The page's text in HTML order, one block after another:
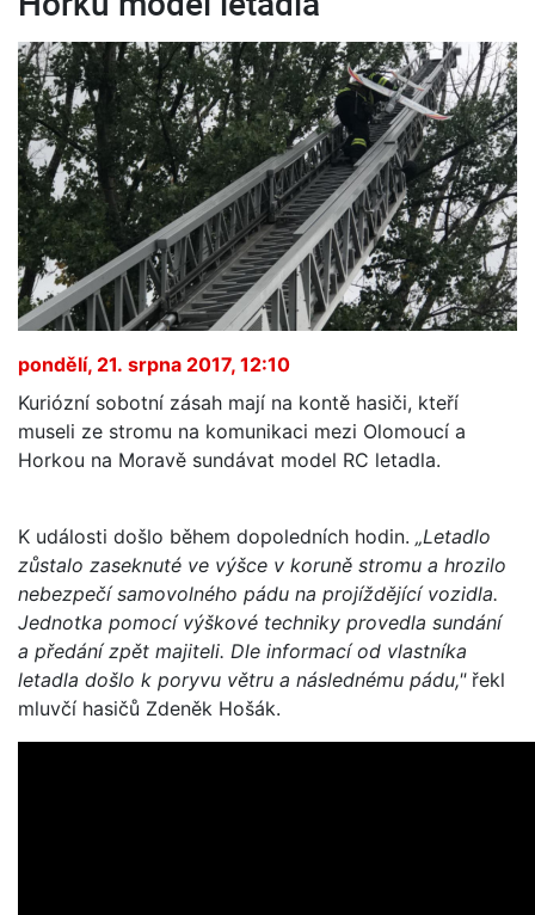
pondělí, 21. srpna 2017, 12:10
Kuriózní sobotní zásah mají na kontě hasiči, kteří
museli ze stromu na komunikaci mezi Olomoucí a
Horkou na Moravě sundávat model RC letadla.
K události došlo během dopoledních hodin. „Letadlo
zůstalo zaseknuté ve výšce v koruně stromu a hrozilo
nebezpečí samovolného pádu na projíždějící vozidla.
Jednotka pomocí výškové techniky provedla sundání
a předání zpět majiteli. Dle informací od vlastníka
letadla došlo k poryvu větru a následnému pádu," řekl
mluvčí hasičů Zdeněk Hošák.